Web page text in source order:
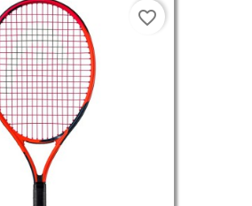
favorite_border